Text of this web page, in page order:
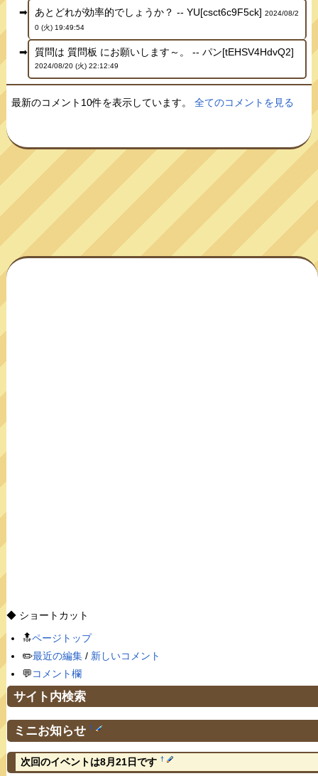
あとどれが効率的でしょうか？ -- YU[csct6c9F5ck] 2024/08/2
0 (火) 19:49:54
質問は 質問板 にお願いします～。 -- パン[tEHSV4HdvQ2]
2024/08/20 (火) 22:12:49
最新のコメント10件を表示しています。全てのコメントを見る
◆ ショートカット
🔝ページトップ
✏️最近の編集/ 新しいコメント
💬コメント欄
サイト内検索
ミニお知らせ †
次回のイベントは8月21日です †